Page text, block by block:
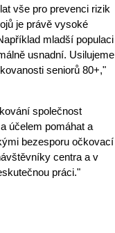
vše pro prevenci rizik
je právě vysoké
mladší populaci
usnadní. Usilujeme
seniorů 80+,"
společnost
účelem pomáhat a
bezesporu očkovací
centra a v
práci."